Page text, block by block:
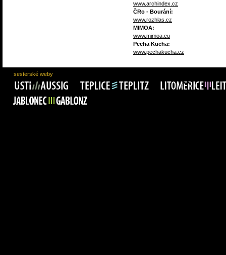
www.archindex.cz
ČRo - Bourání:
www.rozhlas.cz
MIMOA:
www.mimoa.eu
Pecha Kucha:
www.pechakucha.cz
sesterské weby